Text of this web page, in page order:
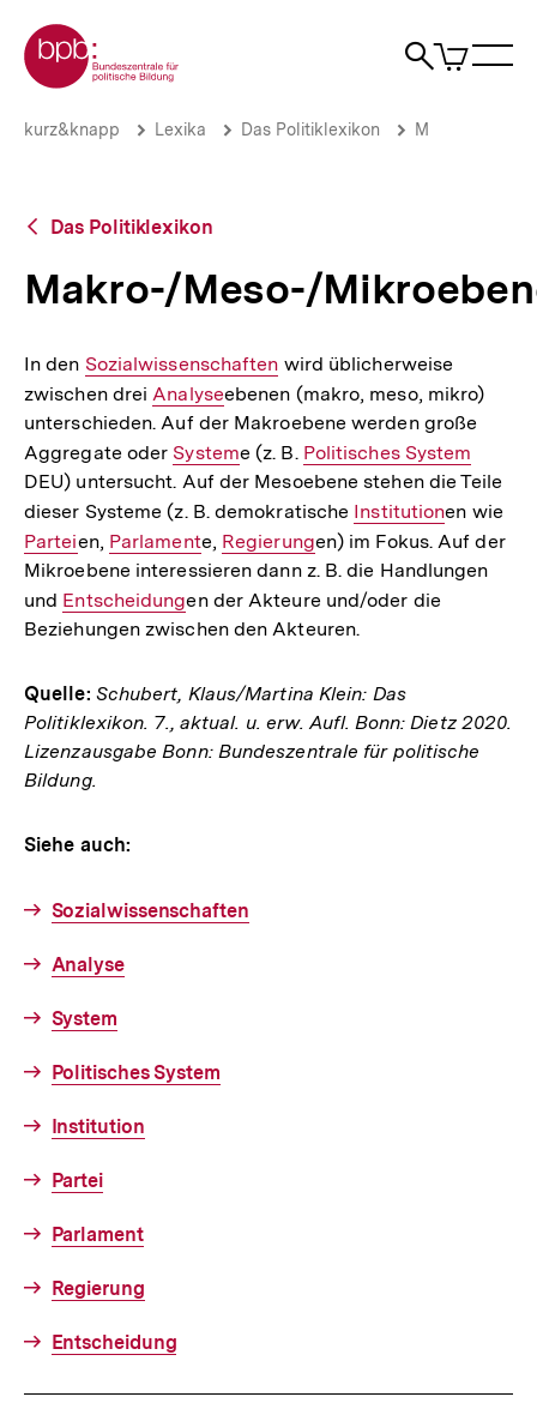
zum
Seiteninhalt
springen
Zur Startseite der bpb
Suche
Artikel
im
Makro-/Meso-/Mikroebene
Brotkrümelnavigation
Pfadnavigation
kurz&knapp Lexika Das Politiklexikon M
Zurück
Übersicht
Das Politiklexikon
Makro-/Meso-/
In den Interner
Link:
Sozialwissenschaften wird üblicherweise
zwischen dreiInterner
Link:
Analyseebenen (makro, meso, mikro)
unterschieden. Auf der Makroebene werden große
Aggregate oder Interner
Link:
Systeme (z. B. Interner
Link:
Politisches System
DEU) untersucht. Auf der Mesoebene stehen die Teile
dieser Systeme (z. B. demokratische Interner
Link:
Institutionen wie
Parteien, Interner
Link:
Parlamente, Interner
Link:
Regierungen) im Fokus. Auf der
Mikroebene interessieren dann z. B. die Handlungen
und Interner
Link:
Entscheidungen der Akteure und/oder die
Beziehungen zwischen den Akteuren.
Quelle: Schubert, Klaus/Martina Klein: Das
Politiklexikon. 7., aktual. u. erw. Aufl. Bonn: Dietz 2020.
Lizenzausgabe Bonn: Bundeszentrale für politische
Bildung.
Siehe auch:
Sozialwissenschaften
Analyse
System
Politisches System
Institution
Partei
Parlament
Regierung
Entscheidung